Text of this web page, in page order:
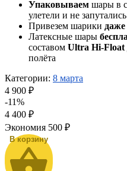
Упаковываем шары в
улетели и не запутались
Привезем шарики
Латексные шары
составом Ultra Hi-Float
полёта
Категории: 8 марта
4 900 ₽
-11%
4 400 ₽
Экономия 500 ₽